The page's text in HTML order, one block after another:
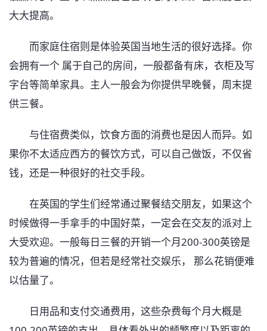
大大提高。
而家庭住宿则是体验英国当地生活的很好选择。你
会拥有一个 属于自己的房间，一般都备有床，衣柜及写
字台等简单家具。主人一般会为你提供早晚餐，周末提
供三餐。
与住宿费类似，饮食方面的消费也是因人而异。如
果你不太适应西方的餐饮方式，可以自己做饭，不仅省
钱，还是一种很好的社交手段。
在英国的学生们经常通过聚餐结交朋友，如果这个
时候做得一手拿手的中国好菜，一定会在交友的派对上
大受欢迎。一般每日三餐的开销一个月200-300英镑是
较为普遍的情况，但若是经常社交娱乐， 那么花销便难
以估量了。
日用品和支付交通费用，这些杂费每个月大概是